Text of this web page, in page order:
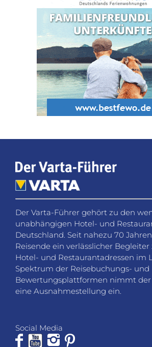
Der Varta-Führer gehört zu den
unabhängigen Hotel- und
Deutschland. Seit nahezu 70
Reisende ein verlässlicher
Hotel- und Restaurantadressen im
Spektrum der Reisebuchungs- und
Bewertungsplattformen nimmt der
eine Ausnahmestellung ein.
Social Media